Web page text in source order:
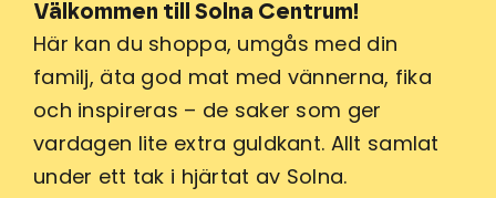
Välkommen till Solna Centrum!
Här kan du shoppa, umgås med din
familj, äta god mat med vännerna, fika
och inspireras – de saker som ger
vardagen lite extra guldkant. Allt samlat
under ett tak i hjärtat av Solna.